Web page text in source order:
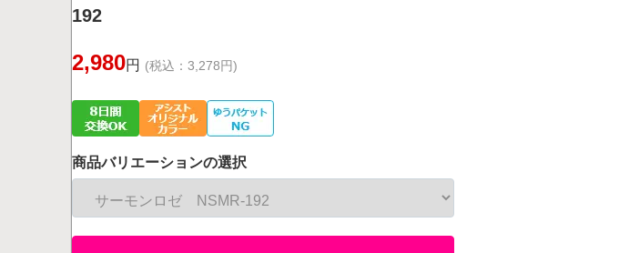
192
2,980円 (税込：3,278円)
商品バリエーションの選択